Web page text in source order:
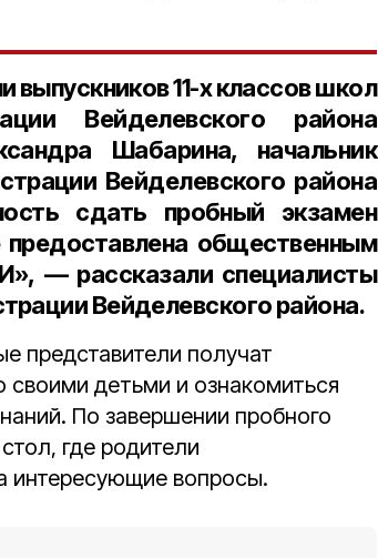
выпускников11-х классовшкол
Вейделевского района
Шабарина, начальник
Вейделевского района
сдать пробный экзамен
общественным
— рассказали специалисты
Вейделевского района.
представители получат
детьми и ознакомиться
По завершении пробного
где родители
интересующие вопросы.